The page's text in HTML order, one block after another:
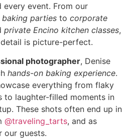
every event. From our
parties to corporate
private Encino kitchen classes,
is picture-perfect.
photographer, Denise
hands-on baking experience.
everything from flaky
to laughter-filled moments in
These shots often end up in
@traveling_tarts, and as
our guests.